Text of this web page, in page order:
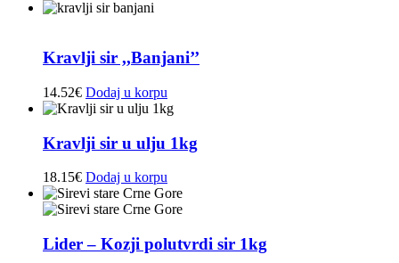
Kravlji sir ,,Banjani’’
14.52€ Dodaj u korpu
Kravlji sir u ulju 1kg
18.15€ Dodaj u korpu
Lider – Kozji polutvrdi sir 1kg